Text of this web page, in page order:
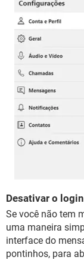
Desativar o
Se você não tem
uma maneira
interface do
pontinhos, para